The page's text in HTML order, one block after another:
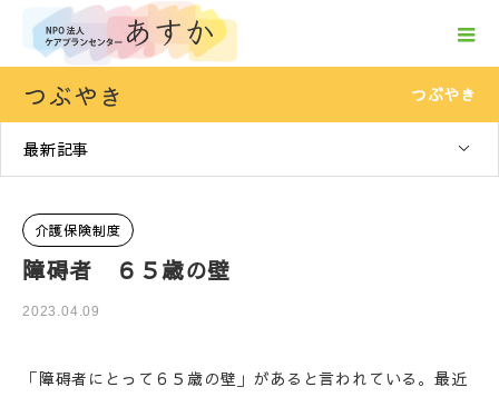
つぶやき つぶやき
最新記事
介護保険制度
障碍者 ６５歳の壁
2023.04.09
「障碍者にとって６５歳の壁」があると言われている。最近